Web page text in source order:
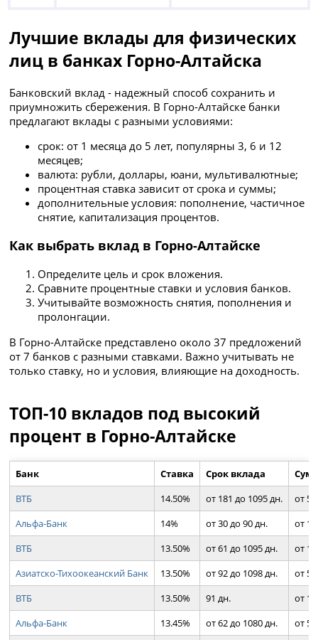
Лучшие вклады для физических
лиц в банках Горно-Алтайска
Банковский вклад - надежный способ сохранить и
приумножить сбережения. В Горно-Алтайске банки
предлагают вклады с разными условиями:
срок: от 1 месяца до 5 лет, популярны 3, 6 и 12
месяцев;
валюта: рубли, доллары, юани, мультивалютные;
процентная ставка зависит от срока и суммы;
дополнительные условия: пополнение, частичное
снятие, капитализация процентов.
Как выбрать вклад в Горно-Алтайске
Определите цель и срок вложения.
Сравните процентные ставки и условия банков.
Учитывайте возможность снятия, пополнения и
пролонгации.
В Горно-Алтайске представлено около 37 предложений
от 7 банков с разными ставками. Важно учитывать не
только ставку, но и условия, влияющие на доходность.
ТОП-10 вкладов под высокий
процент в Горно-Алтайске
Банк Ставка Срок вклада
ВТБ
14.50% от 181 до 1095 дн.
от
Альфа-Банк
14% от 30 до 90 дн.
от 1
ВТБ
13.50% от 61 до 1095 дн.
от
Азиатско-Тихоокеанский Банк
13.50% от 92 до 1098 дн.
от
ВТБ
13.50% 91 дн.
от
Альфа-Банк
13.45% от 62 до 1080 дн.
от